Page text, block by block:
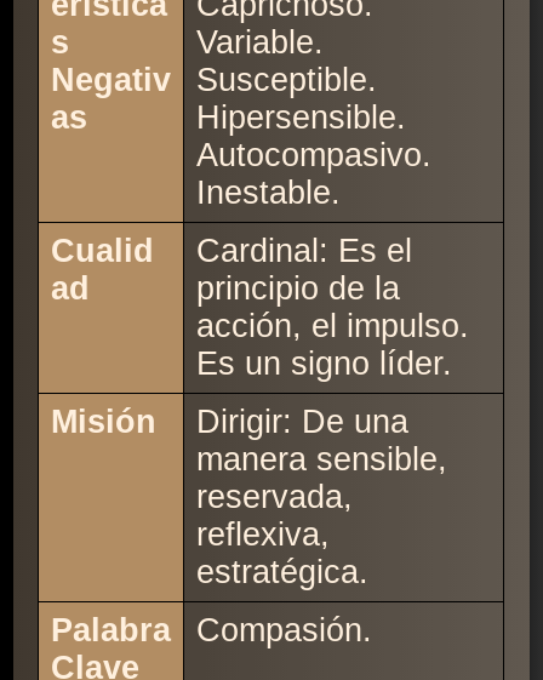
s
Negativ
as
Variable.
Susceptible.
Hipersensible.
Autocompasivo.
Inestable.
Cualid
ad
Cardinal: Es el
principio de la
acción, el impulso.
Es un signo líder.
Misión
Dirigir: De una
manera sensible,
reservada,
reflexiva,
estratégica.
Palabra
Clave
Compasión.